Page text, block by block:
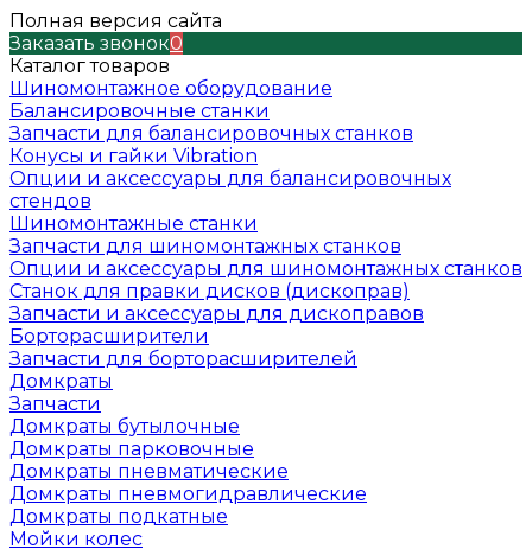
Полная версия сайта
Заказать звонок0
Каталог товаров
Шиномонтажное оборудование
Балансировочные станки
Запчасти для балансировочных станков
Конусы и гайки Vibration
Опции и аксессуары для балансировочных
стендов
Шиномонтажные станки
Запчасти для шиномонтажных станков
Опции и аксессуары для шиномонтажных станков
Станок для правки дисков (дископрав)
Запчасти и аксессуары для дископравов
Борторасширители
Запчасти для борторасширителей
Домкраты
Запчасти
Домкраты бутылочные
Домкраты парковочные
Домкраты пневматические
Домкраты пневмогидравлические
Домкраты подкатные
Мойки колес